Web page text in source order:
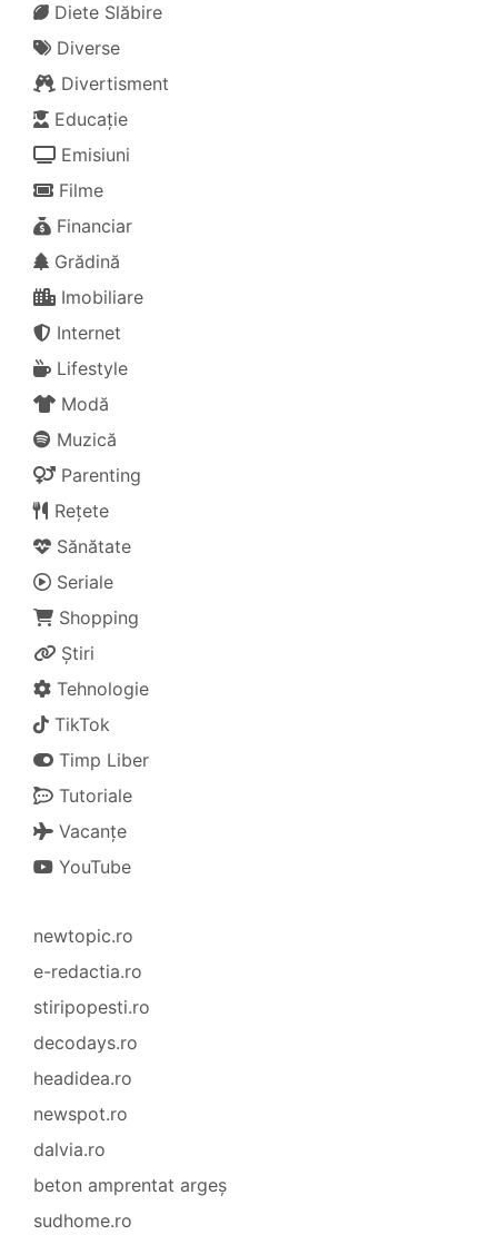
Diete Slăbire
Diverse
Divertisment
Educație
Emisiuni
Filme
Financiar
Grădină
Imobiliare
Internet
Lifestyle
Modă
Muzică
Parenting
Rețete
Sănătate
Seriale
Shopping
Știri
Tehnologie
TikTok
Timp Liber
Tutoriale
Vacanțe
YouTube
newtopic.ro
e-redactia.ro
stiripopesti.ro
decodays.ro
headidea.ro
newspot.ro
dalvia.ro
beton amprentat argeș
sudhome.ro